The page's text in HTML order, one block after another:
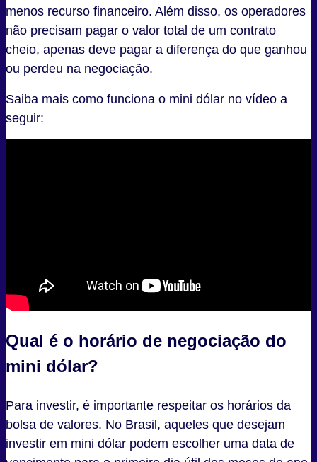
menos recurso financeiro. Além disso, os operadores
não precisam pagar o valor total de um contrato
cheio, apenas deve pagar a diferença do que ganhou
ou perdeu na negociação.
Saiba mais como funciona o mini dólar no vídeo a
seguir:
Qual é o horário de negociação do
mini dólar?
Para investir, é importante respeitar os horários da
bolsa de valores. No Brasil, aqueles que desejam
investir em mini dólar podem escolher uma data de